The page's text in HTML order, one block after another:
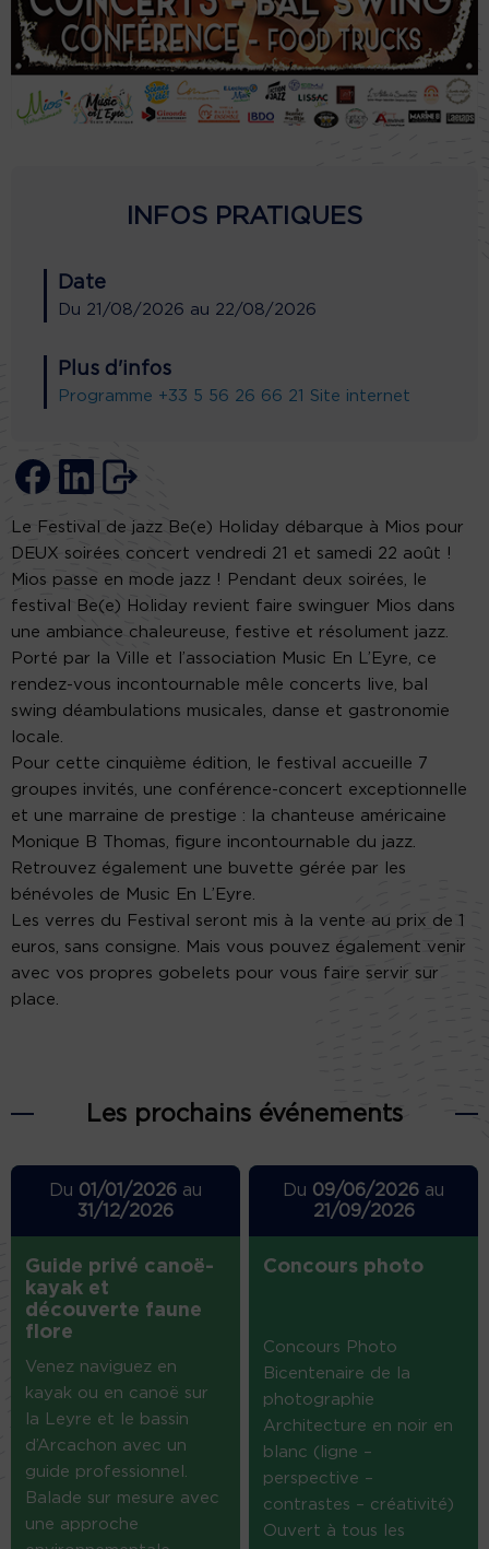
INFOS PRATIQUES
Date
Du 21/08/2026 au 22/08/2026
Plus d'infos
Programme +33 5 56 26 66 21 Site internet
Le Festival de jazz Be(e) Holiday débarque à Mios pour
DEUX soirées concert vendredi 21 et samedi 22 août !
Mios passe en mode jazz ! Pendant deux soirées, le
festival Be(e) Holiday revient faire swinguer Mios dans
une ambiance chaleureuse, festive et résolument jazz.
Porté par la Ville et l’association Music En L’Eyre, ce
rendez-vous incontournable mêle concerts live, bal
swing déambulations musicales, danse et gastronomie
locale.
Pour cette cinquième édition, le festival accueille 7
groupes invités, une conférence-concert exceptionnelle
et une marraine de prestige : la chanteuse américaine
Monique B Thomas, figure incontournable du jazz.
Retrouvez également une buvette gérée par les
bénévoles de Music En L’Eyre.
Les verres du Festival seront mis à la vente au prix de 1
euros, sans consigne. Mais vous pouvez également venir
avec vos propres gobelets pour vous faire servir sur
place.
Les prochains événements
Du 01/01/2026au
31/12/2026
Guide privé canoë-
kayak et
découverte faune
flore
Venez naviguez en
kayak ou en canoë sur
la Leyre et le bassin
d’Arcachon avec un
guide professionnel.
Balade sur mesure avec
une approche
Du 09/06/2026 au
21/09/2026
Concours photo
Concours Photo
Bicentenaire de la
photographie
Architecture en noir en
blanc (ligne –
perspective –
contrastes – créativité)
Ouvert à tous les